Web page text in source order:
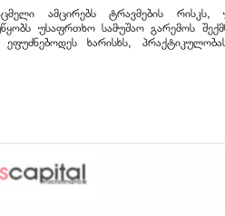
ამცირებს ტრავმების
უსაფრთხო სამუშაო გარემოს
ხარისხს,